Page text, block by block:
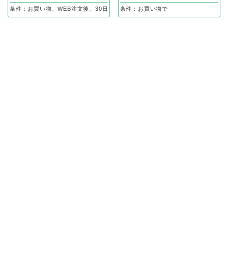
条件：お買い物、WEB注文後、30日以内の入金確認で
条件：お買い物で